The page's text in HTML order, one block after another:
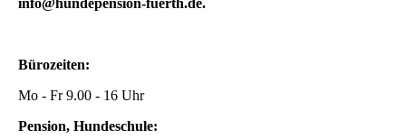
Bürozeiten:
Mo - Fr 9.00 - 16 Uhr
Pension, Hundeschule: